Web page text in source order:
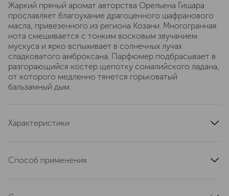
Жаркий пряный аромат авторства Орельена Гишара
прославляет благоухание драгоценного шафранового
масла, привезенного из региона Козани. Многогранная
нота смешивается с тонким восковым звучанием
мускуса и ярко вспыхивает в солнечных лучах
сладковатого амброксана. Парфюмер подбрасывает в
разгорающийся костер щепотку сомалийского ладана,
от которого медленно тянется горьковатый
бальзамный дым.
Характеристики
верхние ноты
Способ применения